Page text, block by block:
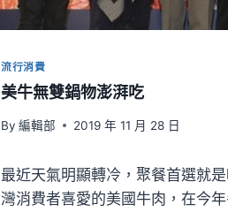
流行消費
美牛無雙鍋物澎湃吃
By 編輯部 2019 年 11 月 28 日
最近天氣明顯轉冷，聚餐首選就
灣消費者喜愛的美國牛肉，在今